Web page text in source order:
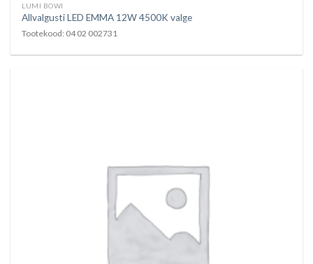
LUMI BOWI
Allvalgusti LED EMMA 12W 4500K valge
Tootekood: 04 02 002731